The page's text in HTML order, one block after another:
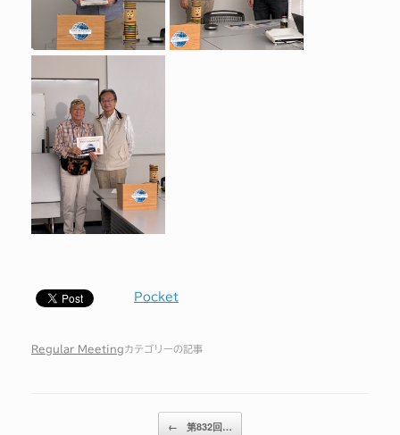
Pocket
Regular Meetingカテゴリーの記事
← 第832回…